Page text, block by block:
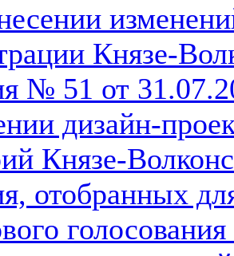
Князе-
№ 51 от
дизайн-
Князе-
отобранных